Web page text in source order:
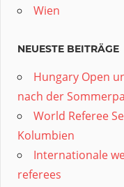
Wien
NEUESTE BEITRÄGE
Hungary Open
nach der
World Referee
Kolumbien
Internationale
referees